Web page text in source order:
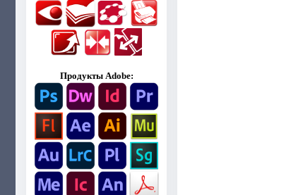
Продукты Adobe: